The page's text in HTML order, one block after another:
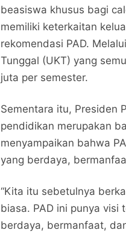
beasiswa khusus bagi
memiliki keterkaitan
rekomendasi PAD.
Tunggal (UKT) yang
juta per semester.
Sementara itu, Presiden
pendidikan merupakan
menyampaikan bahwa
yang berdaya,
“Kita itu sebetulnya
biasa. PAD ini punya visi
berdaya, bermanfaat,